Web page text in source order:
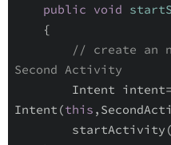
public void
{
// create an
Second Activity
Intent intent=
Intent(this